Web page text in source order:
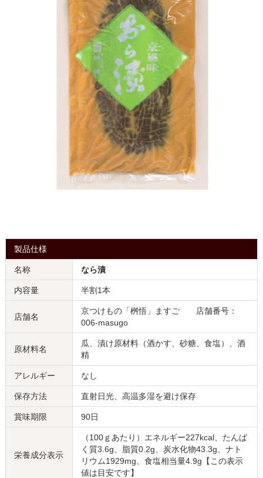
製品仕様
名称 なら漬
内容量 半割1本
店舗名
京つけもの「桝悟」ますご 店舗番号：
006-masugo
原材料名
瓜、漬け原材料（酒かす、砂糖、食塩）、酒
精
アレルギー なし
保存方法 直射日光、高温多湿を避け保存
賞味期限 90日
栄養成分表示
（100ｇあたり）エネルギー227kcal、たんぱ
く質3.6g、脂質0.2g、炭水化物43.3g、ナト
リウム1929mg、食塩相当量4.9g【この表示
値は目安です】